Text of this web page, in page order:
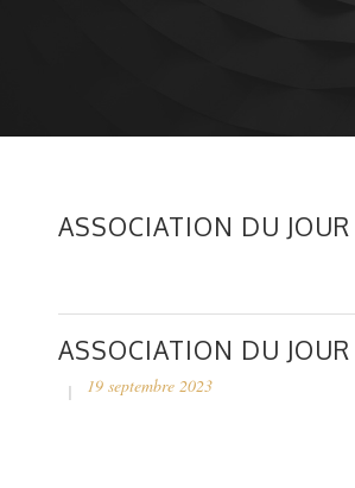
ASSOCIATION DU
ASSOCIATION DU
19 septembre 2023